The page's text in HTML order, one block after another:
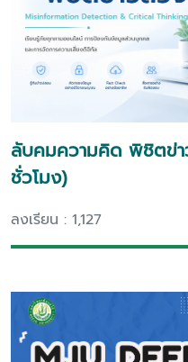
ลับคมความคิด พิชิตข่า
ชั่วโมง)
ลงเรียน : 1,127